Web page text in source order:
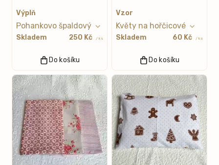
Výplň
Skladem 250 Kč / ks
Do košíku
Vzor
Skladem 60 Kč / ks
Do košíku